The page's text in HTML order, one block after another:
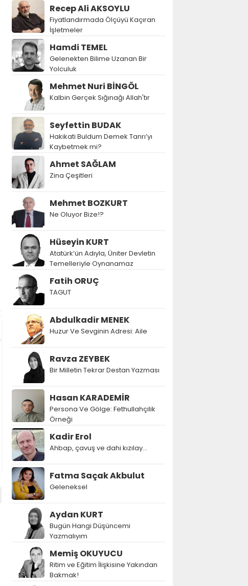
Recep Ali AKSOYLU
Fiyatlandırmada Ölçüyü Kaçıran
İşletmeler
Hamdi TEMEL
Gelenekten Bilime Uzanan Bir
Yolculuk
Mehmet Nuri BİNGÖL
Kalbin Gerçek Sığınağı Allah'tır
Seyfettin BUDAK
Hakikati Buldum Demek Tanrı’yı
Kaybetmek mi?
Ahmet SAĞLAM
Zina Çeşitleri
Mehmet BOZKURT
Ne Oluyor Bize!?
Hüseyin KURT
Atatürk’ün Adıyla, Üniter Devletin
Temelleriyle Oynanamaz
Fatih ORUÇ
TAGUT
Abdulkadir MENEK
Huzur Ve Sevginin Adresi: Aile
Ravza ZEYBEK
Bir Milletin Tekrar Destan Yazması
Hasan KARADEMİR
Persona Ve Gölge: Fethullahçilik
Örneği
Kadir Erol
Ahbap, çavuş ve dahi kızılay...
Fatma Saçak Akbulut
Geleneksel
Aydan KURT
Bugün Hangi Düşüncemi
Yazmalıyım
Memiş OKUYUCU
Ritim ve Eğitim İlişkisine Yakından
Bakmak!